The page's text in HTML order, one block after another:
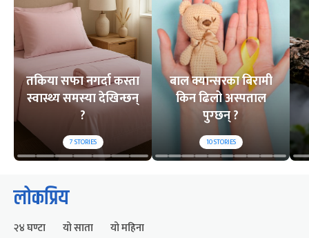
तकिया सफा नगर्दा कस्ता
स्वास्थ्य समस्या देखिन्छन्
?
7STORIES
बाल क्यान्सरका बिरामी
किन ढिलो अस्पताल
पुग्छन् ?
10STORIES
लोकप्रिय
२४ घण्टा यो साता यो महिना